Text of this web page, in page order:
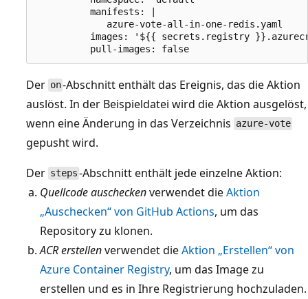
          manifests: |
             azure-vote-all-in-one-redis.yaml
images: '${{ secrets.registry
Der on-Abschnitt enthält das Ereignis, das die Aktion
auslöst. In der Beispieldatei wird die Aktion ausgelöst,
wenn eine Änderung in das Verzeichnis azure-vote
gepusht wird.
Der steps -Abschnitt enthält jede einzelne Aktion:
Quellcode auscheckenverwendet dieAktion
„Auschecken“ von GitHub Actions, um das
Repository zu klonen.
ACR erstellenverwendet dieAktion „Erstellen“ von
Azure Container Registry, um das Image zu
erstellen und es in Ihre Registrierung hochzuladen.